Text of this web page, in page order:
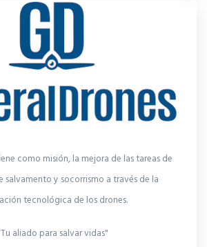
como misión, la mejora de las tareas de
salvamento y socorrismo a través de la
tecnológica de los drones.
aliado para salvar vidas"